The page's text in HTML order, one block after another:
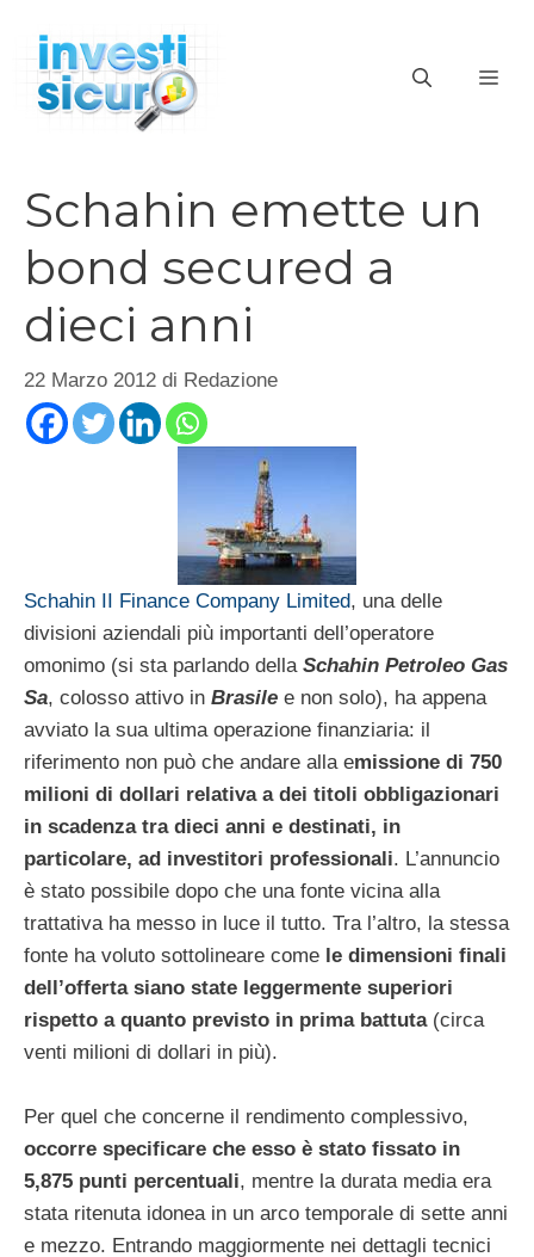
contenuto
Schahin emette un
bond secured a
dieci anni
22 Marzo 2012 di Redazione
Schahin II Finance Company Limited, una delle
divisioni aziendali più importanti dell’operatore
omonimo (si sta parlando della Schahin Petroleo Gas
Sa, colosso attivo in Brasile e non solo), ha appena
avviato la sua ultima operazione finanziaria: il
riferimento non può che andare alla emissione di 750
milioni di dollari relativa a dei titoli obbligazionari
in scadenza tra dieci anni e destinati, in
particolare, ad investitori professionali. L’annuncio
è stato possibile dopo che una fonte vicina alla
trattativa ha messo in luce il tutto. Tra l’altro, la stessa
fonte ha voluto sottolineare come le dimensioni finali
dell’offerta siano state leggermente superiori
rispetto a quanto previsto in prima battuta(circa
venti milioni di dollari in più).
Per quel che concerne il rendimento complessivo,
occorre specificare che esso è stato fissato in
5,875 punti percentuali, mentre la durata media era
stata ritenuta idonea in un arco temporale di sette anni
e mezzo. Entrando maggiormente nei dettagli tecnici